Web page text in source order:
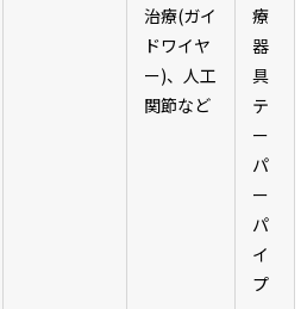
治療(ガイ
ドワイヤ
ー)、人工
関節など
療
器
具
テ
ー
パ
ー
パ
イ
プ